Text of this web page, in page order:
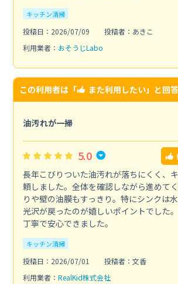
キッチン清掃
投稿日：2026/07/09
投稿者：あきこ
利用業者： おそうじLabo
この利用者は「 また利用したい」と回
油汚れが一掃
5.0
長年こびりついた油汚れが落ちにくく、
頼しました。全体を確認しながら進めて
りや壁の油膜もすっきり。特にシンクは水
光沢が戻ったのが嬉しいポイントでした
丁寧で安心できました。
キッチン清掃
投稿日：2026/07/01
投稿者：文香
利用業者： RealKid株式会社